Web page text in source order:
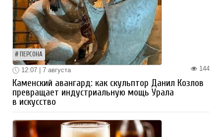
ПЕРСОНА
144
12:07 | 7 августа
Каменский авангард: как скульптор Данил Козлов
превращает индустриальную мощь Урала
в искусство